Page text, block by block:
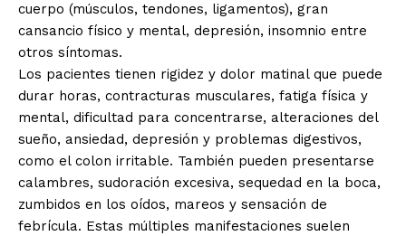
cuerpo (músculos, tendones, ligamentos), gran
cansancio físico y mental, depresión, insomnio entre
otros síntomas.
Los pacientes tienen rigidez y dolor matinal que puede
durar horas, contracturas musculares, fatiga física y
mental, dificultad para concentrarse, alteraciones del
sueño, ansiedad, depresión y problemas digestivos,
como el colon irritable. También pueden presentarse
calambres, sudoración excesiva, sequedad en la boca,
zumbidos en los oídos, mareos y sensación de
febrícula. Estas múltiples manifestaciones suelen